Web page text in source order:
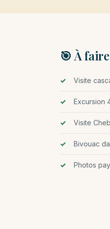
🎯 À
Visite
Excursion
Visite
Bivouac
Photos